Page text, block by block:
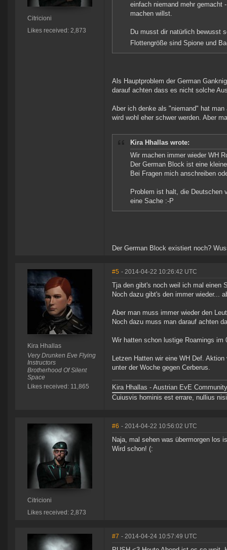
Citricioni
Likes received: 2,873
einfach niemand mehr gemacht
machen willst.
Du musst dir natürlich bewusst
Flottengröße sind Spione und
Als Hauptproblem der German
darauf achten dass es nicht solche
Aber ich denke als "niemand" hat
wird wohl eher schwer werden. Aber
Kira Hhallas wrote:
Wir machen immer wieder WH
Der German Block ist eine
Bei Fragen mich anschreiben
Problem ist halt, die Deutschen
eine Sache :-P
Der German Block existiert noch?
Kira Hhallas
Very Drunken Eve Flying
Instructors
Brotherhood Of Silent
Space
Likes received: 11,865
#5 - 2014-04-22 10:26:42 UTC
Tja den gibt's noch weil ich mal einen
Noch dazu gibt's den immer wieder...
Aber man muss immer wieder den
Noch dazu muss man darauf achten
Wir hatten schon lustige Roamings
Letzen Hatten wir eine WH Def.
unter der Woche gegen Cerberus.
Kira Hhallas - Austrian EvE
Cuiusvis hominis est errare, nullius
Citricioni
Likes received: 2,873
#6 - 2014-04-22 10:56:02 UTC
Naja, mal sehen was übermorgen los
Wird schon! (:
#7 - 2014-04-24 10:57:49 UTC